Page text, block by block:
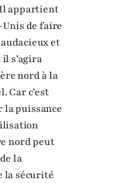
appartient
Unis de faire
et
s’agira
nord à la
Car c’est
la puissance
nord peut
la
la sécurité